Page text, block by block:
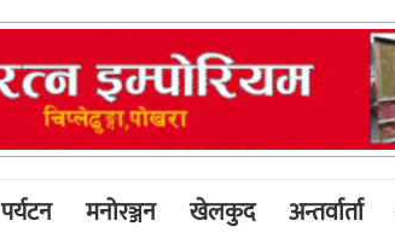
पर्यटन मनोरञ्जन खेलकुद अन्तर्वार्ता